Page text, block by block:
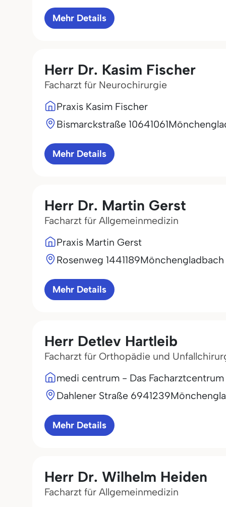
Mehr Details
Herr Dr. Kasim Fischer
Facharzt für Neurochirurgie
Praxis Kasim Fischer
Bismarckstraße 10641061
Mehr Details
Herr Dr. Martin Gerst
Facharzt für Allgemeinmedizin
Praxis Martin Gerst
Rosenweg 1441189Mönchengladbach
Mehr Details
Herr Detlev Hartleib
Facharzt für Orthopädie und
medi centrum - Das Facharztcentrum
Dahlener Straße 6941239
Mehr Details
Herr Dr. Wilhelm Heiden
Facharzt für Allgemeinmedizin